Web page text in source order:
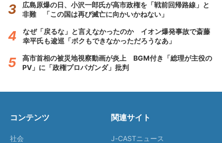
広島原爆の日、小沢一郎氏が高市政権を「戦前回帰路線」と
非難 「この国は再び滅亡に向かいかねない」
なぜ「戻るな」と言えなかったのか イオン爆発事故で斎藤
幸平氏も逡巡「ボクもできなかっただろうなあ」
高市首相の被災地視察動画が炎上 BGM付き「総理が主役の
PV」に「政権プロパガンダ」批判
コンテンツ
社会
関連サイト
J-CASTニュース